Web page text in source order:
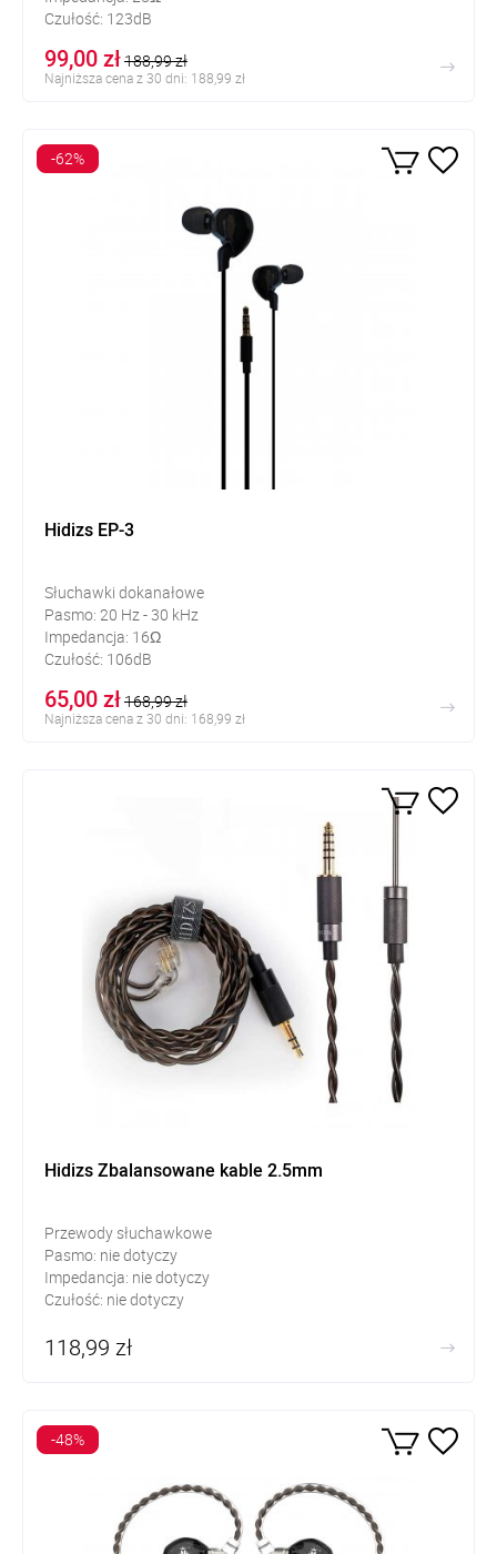
Czułość: 123dB
99,00 zł188,99 zł
Najniższa cena z 30 dni: 188,99 zł
Hidizs EP-3
Słuchawki dokanałowe
Pasmo: 20 Hz - 30 kHz
Impedancja: 16Ω
Czułość: 106dB
65,00 zł168,99 zł
Najniższa cena z 30 dni: 168,99 zł
-62%
Hidizs Zbalansowane kable 2.5mm
Przewody słuchawkowe
Pasmo: nie dotyczy
Impedancja: nie dotyczy
Czułość: nie dotyczy
118,99 zł
-48%